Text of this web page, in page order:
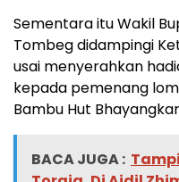
Sementara itu Wakil
Tombeg didampingi
usai menyerahkan
kepada pemenang
Bambu Hut
BACA JUGA :